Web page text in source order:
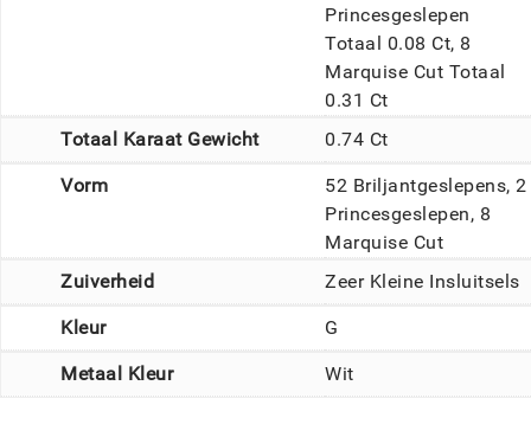
Princesgeslepen
Totaal 0.08 Ct, 8
Marquise Cut Totaal
0.31 Ct
Totaal Karaat Gewicht
0.74 Ct
Vorm
52 Briljantgeslepens, 2
Princesgeslepen, 8
Marquise Cut
Zuiverheid
Zeer Kleine Insluitsels
Kleur G
Metaal Kleur Wit